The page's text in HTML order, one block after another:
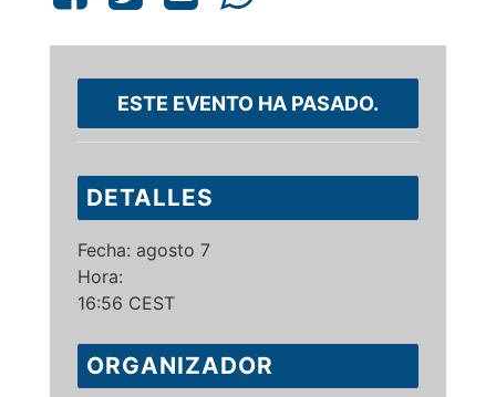
ESTE EVENTO HA PASADO.
DETALLES
Fecha: agosto 7
Hora:
16:56 CEST
ORGANIZADOR